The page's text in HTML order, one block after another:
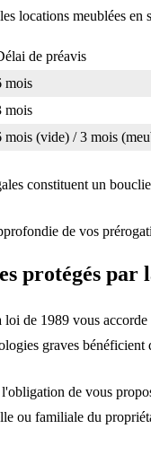
locations meublées en
de préavis
mois
mois
mois (vide) / 3 mois
constituent un
de vos
protégés par
loi de 1989 vous
graves
l'obligation de vous
ou familiale du